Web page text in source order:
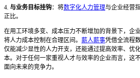
4. 与业务目标挂钩：将数字化人力管理与企业经营
正比。
在用工环境多变、成本压力不断增加的背景下，企
将人力成本控制在合理区间。 薪人薪事凭借全流程
仅能减少显性的人力开支，还能通过提高效率、优
本。对于任何一家重视人才与效率的企业而言，这
面向未来的竞争力。